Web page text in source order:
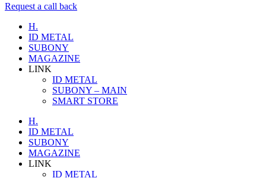
Request a call back
H.
ID METAL
SUBONY
MAGAZINE
LINK
ID METAL
SUBONY – MAIN
SMART STORE
H.
ID METAL
SUBONY
MAGAZINE
LINK
ID METAL